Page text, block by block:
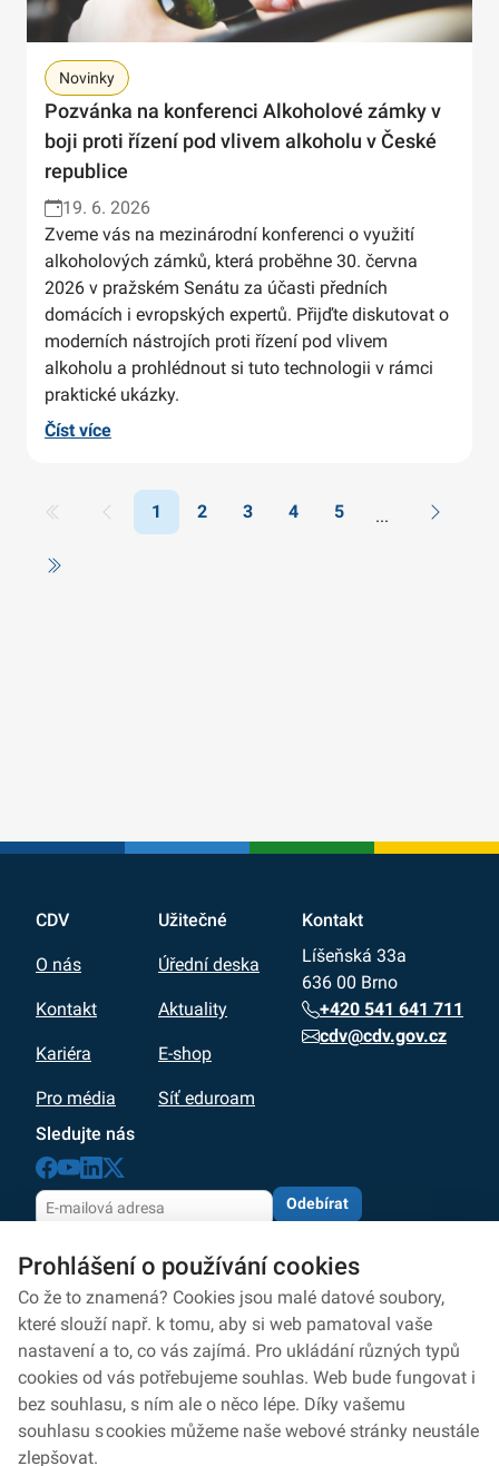
Novinky
Pozvánka na konferenci Alkoholové zámky v
boji proti řízení pod vlivem alkoholu v České
republice
19. 6. 2026
Zveme vás na mezinárodní konferenci o využití
alkoholových zámků, která proběhne 30. června
2026 v pražském Senátu za účasti předních
domácích i evropských expertů. Přijďte diskutovat o
moderních nástrojích proti řízení pod vlivem
alkoholu a prohlédnout si tuto technologii v rámci
praktické ukázky.
Číst více
1 2 3 4 5
CDV
O nás
Kontakt
Kariéra
Pro média
Užitečné
Úřední deska
Aktuality
E-shop
Síť eduroam
Kontakt
Líšeňská 33a
636 00 Brno
+420 541 641 711
cdv@cdv.gov.cz
Sledujte nás
Odebírat
dle zásadochrany osobních údajů
Zpracování osobních údajů
Ochrana osobních údajů
Ochrana oznamovatelů
Prohlášení o přístupnosti
Prohlášení o používání cookies
Co že to znamená? Cookies jsou malé datové soubory,
které slouží např. k tomu, aby si web pamatoval vaše
nastavení a to, co vás zajímá. Pro ukládání různých typů
cookies od vás potřebujeme souhlas. Web bude fungovat i
bez souhlasu, s ním ale o něco lépe. Díky vašemu
souhlasu s cookies můžeme naše webové stránky neustále
zlepšovat.